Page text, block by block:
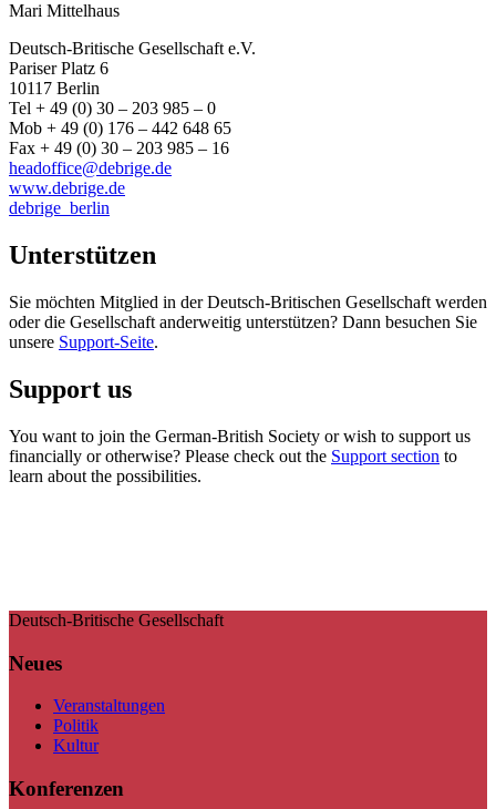
Mari Mittelhaus
Deutsch-Britische Gesellschaft e.V.
Pariser Platz 6
10117 Berlin
Tel + 49 (0) 30 – 203 985 – 0
Mob + 49 (0) 176 – 442 648 65
Fax + 49 (0) 30 – 203 985 – 16
headoffice@debrige.de
www.debrige.de
debrige_berlin
Unterstützen
Sie möchten Mitglied in der Deutsch-Britischen Gesellschaft werden
oder die Gesellschaft anderweitig unterstützen? Dann besuchen Sie
unsere Support-Seite.
Support us
You want to join the German-British Society or wish to support us
financially or otherwise? Please check out the Support section to
learn about the possibilities.
Deutsch-Britische Gesellschaft
Neues
Veranstaltungen
Politik
Kultur
Konferenzen